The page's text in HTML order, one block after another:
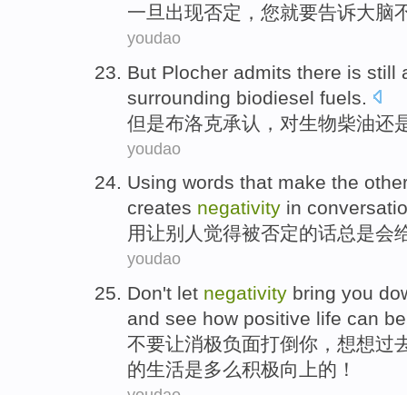
一旦 出现否定 ， 您就要告诉大脑
youdao
But Plocher admits there is still
surrounding biodiesel fuels.
但是布洛克承认 ，对生物柴油还
youdao
Using words that make the
creates negativity in
用让别人 觉得被否定的话总是会
youdao
Don't let negativity bring you
and see how positive life can be
不要让消极负面打倒你 ，想想过
的生活是多么积极向上的！